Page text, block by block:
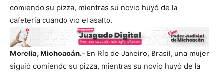
comiendo su pizza, mientras su novio huyó de la
cafetería cuando vio el asalto.
Morelia, Michoacán.- En Río de Janeiro, Brasil, una mujer
siguió comiendo su pizza, mientras su novio huyó de la